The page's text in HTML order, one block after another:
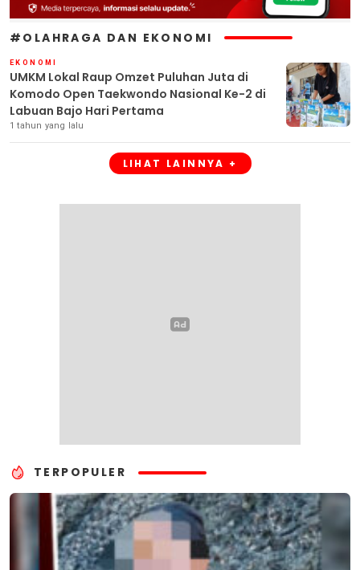
#OLAHRAGA DAN EKONOMI
EKONOMI
UMKM Lokal Raup Omzet Puluhan Juta di
Komodo Open Taekwondo Nasional Ke-2 di
Labuan Bajo Hari Pertama
1 tahun yang lalu
LIHAT LAINNYA +
TERPOPULER